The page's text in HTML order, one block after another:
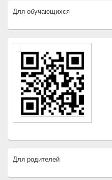
Для обучающихся
Для родителей